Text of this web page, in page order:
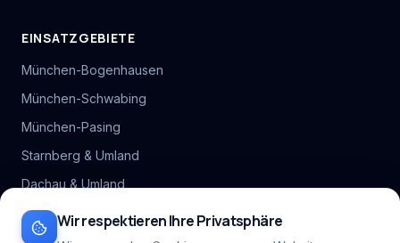
EINSATZGEBIETE
München-Bogenhausen
München-Schwabing
München-Pasing
Starnberg & Umland
Dachau & Umland
Alle Stadtteil-Hubs
Wir respektieren Ihre Privatsphäre